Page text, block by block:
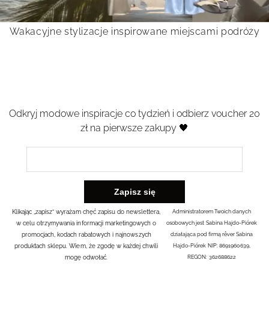
Wakacyjne stylizacje inspirowane miejscami podróży
Odkryj modowe inspiracje co tydzień i odbierz voucher 20
zł na pierwsze zakupy 🖤
Klikając „zapisz” wyrażam chęć zapisu do newslettera,
w celu otrzymywania informacji marketingowych o
promocjach, kodach rabatowych i najnowszych
produktach sklepu. Wiem, że zgodę w każdej chwili
mogę odwołać.
Administratorem Twoich danych
osobowych jest Sabina Hajdo-Piórek
działająca pod firmą rêver Sabina
Hajdo-Piórek NIP: 8691960639,
REGON: 362688622